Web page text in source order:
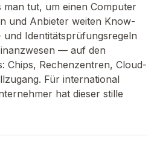
man tut, um einen Computer
und Anbieter weiten Know-
und Identitätsprüfungsregeln
— auf den
Chips, Rechenzentren, Cloud-
Für international
hat dieser stille